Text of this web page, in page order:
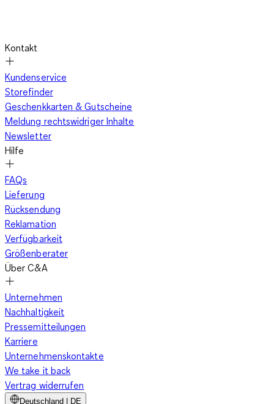
Kontakt
Kundenservice
Storefinder
Geschenkkarten & Gutscheine
Meldung rechtswidriger Inhalte
Newsletter
Hilfe
FAQs
Lieferung
Rücksendung
Reklamation
Verfügbarkeit
Größenberater
Über C&A
Unternehmen
Nachhaltigkeit
Pressemitteilungen
Karriere
Unternehmenskontakte
We take it back
Vertrag widerrufen
Deutschland | DE